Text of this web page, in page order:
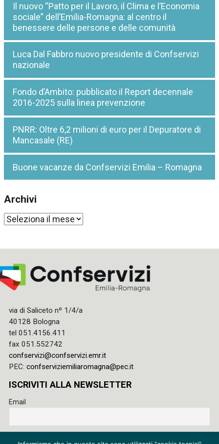
Il nuovo “Patto per il Lavoro, il Clima e l’Economia
sociale” dell’Emilia-Romagna: al centro il
benessere delle persone e delle comunità
Luca Dal Fabbro nuovo presidente di Confservizi
nazionale
Fondo d’Ambito: pubblicato il Report decennale
2016-2025 sulla linea prevenzione
PNRR: Oltre 6,2 milioni di euro per il Depuratore di
Mancasale (RE)
Buone vacanze da Confservizi Emilia – Romagna
Archivi
Archivi
via di Saliceto nº 1/4/a
40128 Bologna
tel 051.4156.411
fax 051.552742
confservizi@confservizi.emr.it
PEC: confserviziemiliaromagna@pec.it
ISCRIVITI ALLA NEWSLETTER
Email